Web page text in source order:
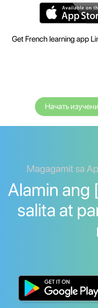
Get French learning app
Начать
Magagamit sa
Alamin ang
salita at